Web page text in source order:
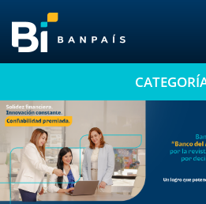
¡No te pierdas nuestro
Suscríbete a nuestro blog y recibe
electrónico, las noticias más relevantes.